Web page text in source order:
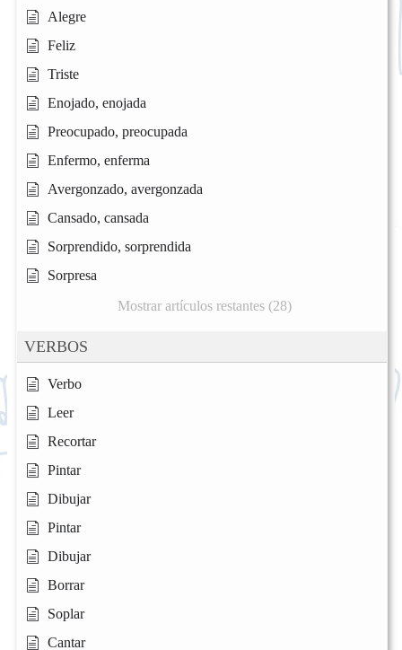
Alegre
Feliz
Triste
Enojado, enojada
Preocupado, preocupada
Enfermo, enferma
Avergonzado, avergonzada
Cansado, cansada
Sorprendido, sorprendida
Sorpresa
Mostrar artículos restantes (28)
VERBOS
Verbo
Leer
Recortar
Pintar
Dibujar
Pintar
Dibujar
Borrar
Soplar
Cantar